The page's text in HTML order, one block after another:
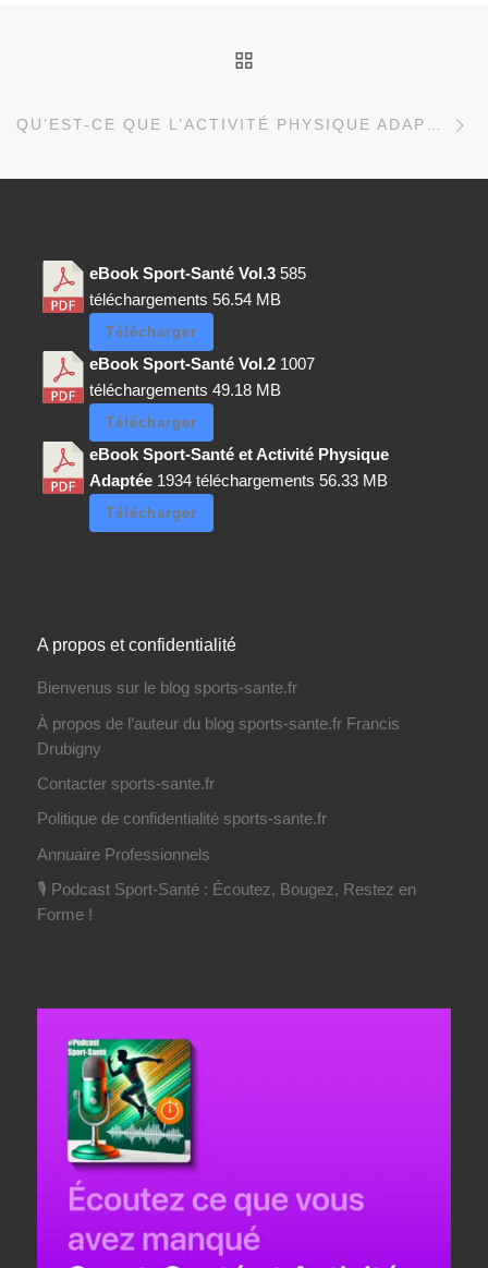
eBook Sport-Santé Vol.3 585
téléchargements 56.54 MB
Télécharger
eBook Sport-Santé Vol.2 1007
téléchargements 49.18 MB
Télécharger
eBook Sport-Santé et Activité Physique
Adaptée 1934 téléchargements 56.33 MB
Télécharger
A propos et confidentialité
Bienvenus sur le blog sports-sante.fr
À propos de l’auteur du blog sports-sante.fr Francis
Drubigny
Contacter sports-sante.fr
Politique de confidentialité sports-sante.fr
Annuaire Professionnels
🎙️ Podcast Sport-Santé : Écoutez, Bougez, Restez en
Forme !